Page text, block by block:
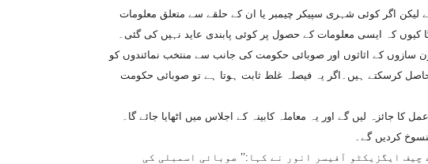
ہے لیکن اگر کوئی شہری سپیکر چیمبر یا ان کے حلقے سے متعلق معلومات
کیوں کہ ایسی معلومات کے حصول پر کوئی پابندی عاید نہیں کی گئی۔
سازوں کے اثاثوں اور صوبائی حکومت کی جانب سے منتخب نمائندوں کو
کرسکتے ہیں۔اگر یہ فیصلہ غلط ثابت ہوتا ہے تو صوبائی حکومت
جائزہ لیں گے اور یہ معاملہ کابینہ کے اجلاس میں اٹھایا جائے گا۔
ایگزیکٹو آفیسر انور نے کہا:’’ صوبائی اسمبلی کی